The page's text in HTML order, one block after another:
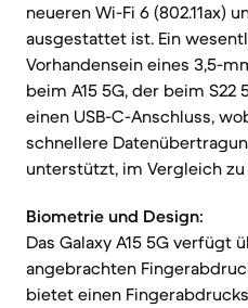
neueren Wi-Fi 6 (802.11ax)
ausgestattet ist. Ein
Vorhandensein eines 3,5-
beim A15 5G, der beim S22
einen USB-C-Anschluss,
schnellere
unterstützt, im Vergleich zu
Biometrie und Design:
Das Galaxy A15 5G verfügt
angebrachten
bietet einen